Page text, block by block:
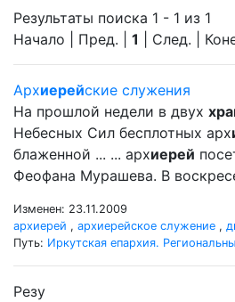
Результаты поиска 1 - 1 из 1
Начало | Пред. | 1 | След. |
Архиерейские служения
На прошлой недели в двух
Небесных Сил бесплотных арх
блаженной ... ... архиерей
Феофана Мурашева. В
Изменен: 23.11.2009
архиерей , архиерейское служение ,
Путь: Иркутская епархия.
Резу